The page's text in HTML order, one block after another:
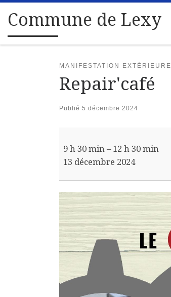
Passer au contenu
Commune de Lexy
MANIFESTATION EXTÉRIEURE
Repair'café
Publié 5 décembre 2024
9 h 30 min – 12 h 30 min
13 décembre 2024